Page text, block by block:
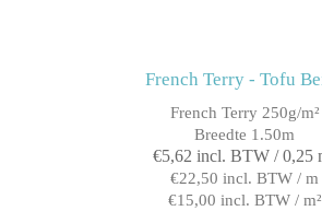
French Terry - Tofu
French Terry 250g/m²
Breedte 1.50m
€5,62 incl. BTW / 0,25
€22,50 incl. BTW / m
€15,00 incl. BTW / m²